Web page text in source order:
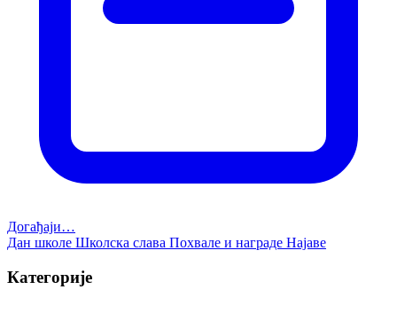
Догађаји…
Дан школе Школска слава Похвале и награде Најаве
Категорије